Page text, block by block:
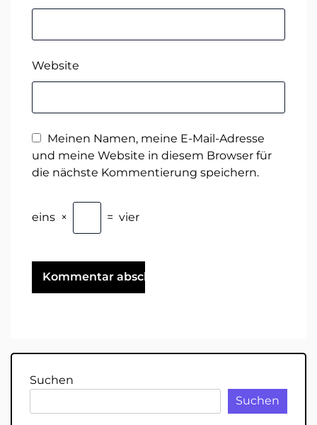
Website
Meinen Namen, meine E-Mail-Adresse
und meine Website in diesem Browser für
die nächste Kommentierung speichern.
eins × = vier
Suchen
Suchen